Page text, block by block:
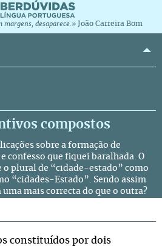
margens, desaparece.» João Carreira Bom
compostos
sobre a formação de
confesso que fiquei baralhada. O
o plural de “cidade-estado” como
“cidades-Estado”. Sendo assim
mais correcta do que o outra?
constituídos por dois